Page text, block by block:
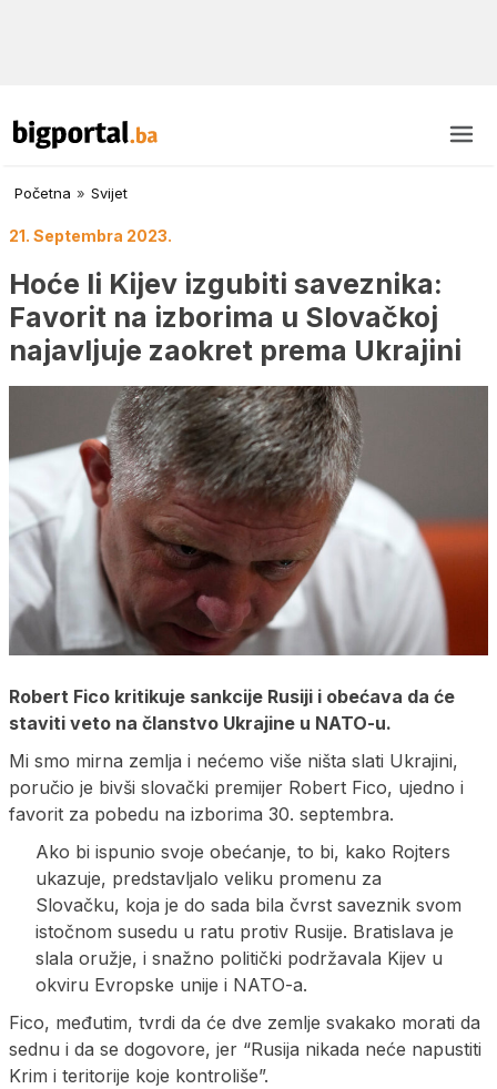
Početna » Svijet
21. Septembra 2023.
Hoće li Kijev izgubiti saveznika:
Favorit na izborima u Slovačkoj
najavljuje zaokret prema Ukrajini
Robert Fico kritikuje sankcije Rusiji i obećava da će
staviti veto na članstvo Ukrajine u NATO-u.
Mi smo mirna zemlja i nećemo više ništa slati Ukrajini,
poručio je bivši slovački premijer Robert Fico, ujedno i
favorit za pobedu na izborima 30. septembra.
Ako bi ispunio svoje obećanje, to bi, kako Rojters
ukazuje, predstavljalo veliku promenu za
Slovačku, koja je do sada bila čvrst saveznik svom
istočnom susedu u ratu protiv Rusije. Bratislava je
slala oružje, i snažno politički podržavala Kijev u
okviru Evropske unije i NATO-a.
Fico, međutim, tvrdi da će dve zemlje svakako morati da
sednu i da se dogovore, jer “Rusija nikada neće napustiti
Krim i teritorije koje kontroliše”.